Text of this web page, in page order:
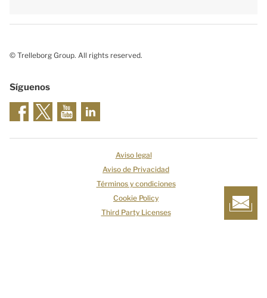
© Trelleborg Group. All rights reserved.
Síguenos
Aviso legal
Aviso de Privacidad
Términos y condiciones
Cookie Policy
Third Party Licenses